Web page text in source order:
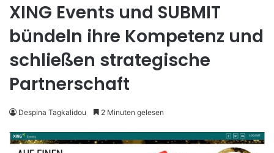
XING Events und SUBMIT
bündeln ihre Kompetenz und
schließen strategische
Partnerschaft
Despina Tagkalidou 2 Minuten gelesen